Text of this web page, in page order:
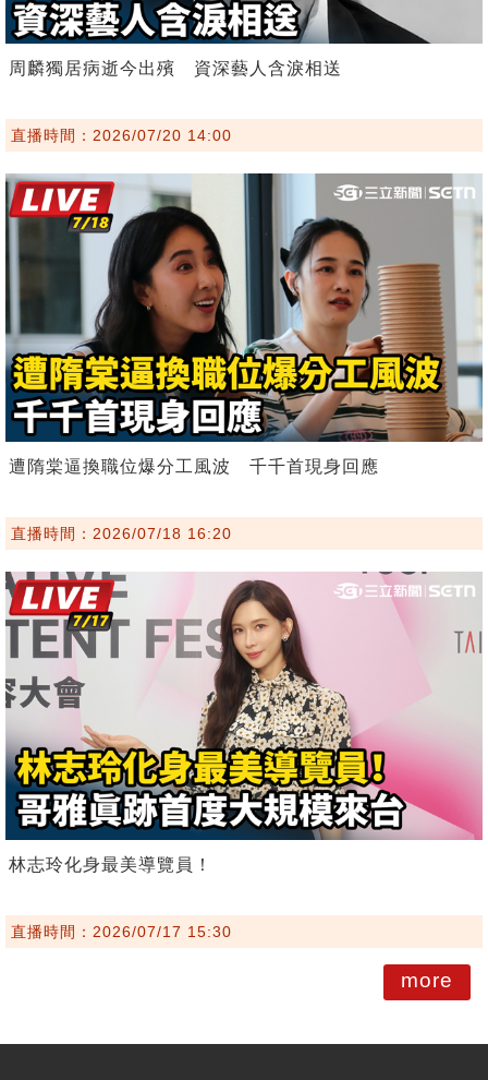
周麟獨居病逝今出殯 資深藝人含淚相送
直播時間：2026/07/20 14:00
遭隋棠逼換職位爆分工風波 千千首現身回應
直播時間：2026/07/18 16:20
林志玲化身最美導覽員！
直播時間：2026/07/17 15:30
more